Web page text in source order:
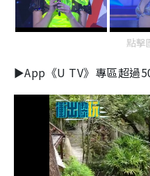
點擊
►App《U TV》專區超過